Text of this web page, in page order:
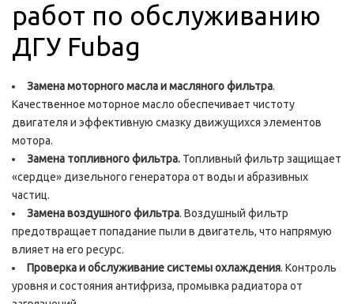
работ по обслуживанию
ДГУ Fubag
Замена моторного масла и масляного фильтра.
Качественное моторное масло обеспечивает чистоту
двигателя и эффективную смазку движущихся элементов
мотора.
Замена топливного фильтра. Топливный фильтр защищает
«сердце» дизельного генератора от воды и абразивных
частиц.
Замена воздушного фильтра. Воздушный фильтр
предотвращает попадание пыли в двигатель, что напрямую
влияет на его ресурс.
Проверка и обслуживание системы охлаждения. Контроль
уровня и состояния антифриза, промывка радиатора от